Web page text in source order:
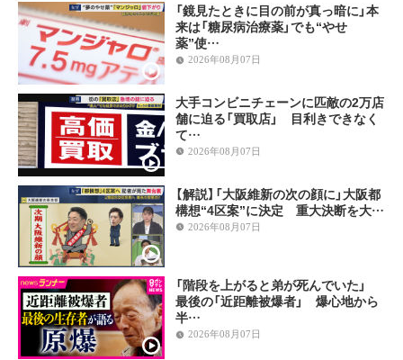
「鏡見たときに目の前が真っ暗に」本
来は「糖尿病治療薬」でも“やせ
薬”使…
2026年08月07日
大手コンビニチェーンに匹敵の2万店
舗に迫る「買取店」 目利きできなく
て…
2026年08月07日
【解説】「大阪維新の次の顔に」大阪都
構想“4区案”に決定 重大決断を大…
2026年08月07日
「階段を上がると弟が死んでいた」
最後の「近距離被爆者」 爆心地から
半…
2026年08月07日